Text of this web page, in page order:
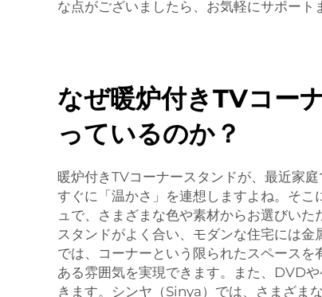
な点がございましたら、お気軽にサポー
なぜ暖炉付きTVコー
っているのか？
暖炉付きTVコーナースタンドが、最近家
すぐに「温かさ」を連想しますよね。そ
ュで、さまざまな色や素材からお選びい
スタンドがよく合い、モダンな住宅には
では、コーナーという限られたスペース
ある雰囲気を実現できます。また、DVD
きます。シンヤ（Sinya）では、さまざま